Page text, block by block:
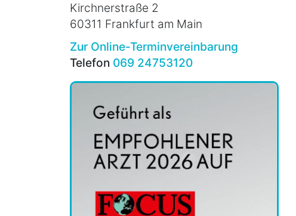
Kirchnerstraße 2
60311 Frankfurt am Main
Zur Online-Terminvereinbarung
Telefon 069 24753120